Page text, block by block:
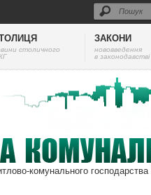
столичного
ЗАКОНИ
нововведення
в законодавстві
комунального господарства